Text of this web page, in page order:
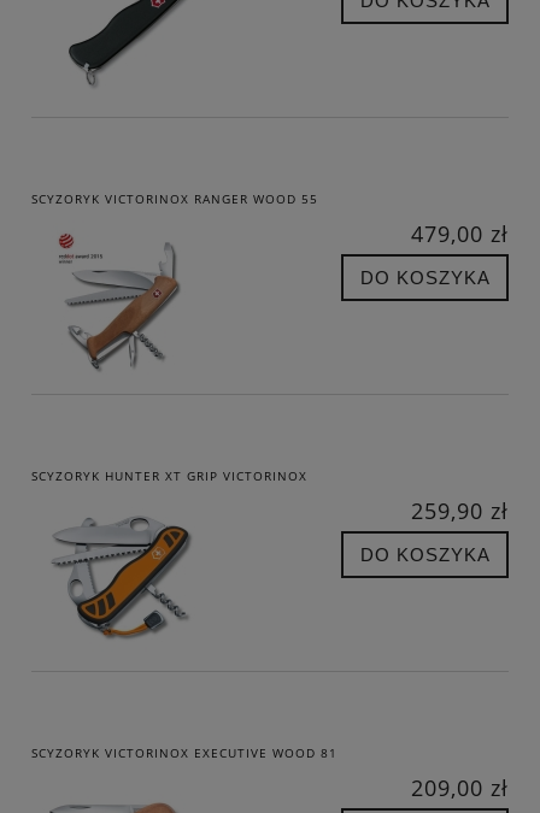
SCYZORYK VICTORINOX RANGER WOOD 55
479,00 zł
DO KOSZYKA
SCYZORYK HUNTER XT GRIP VICTORINOX
259,90 zł
DO KOSZYKA
SCYZORYK VICTORINOX EXECUTIVE WOOD 81
209,00 zł